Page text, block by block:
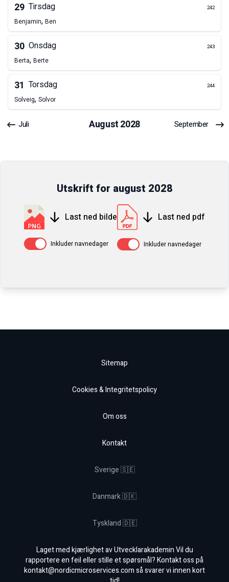
29 Tirsdag 242
Benjamin, Ben
30 Onsdag 243
Berta, Berte
31 Torsdag 244
Solveig, Solvor
Juli August2028 September
Utskrift for august 2028
Last ned bilde
Av / PåInkluder navnedager
Last ned pdf
Av / PåInkluder navnedager
Sitemap
Cookies & Integritetspolicy
Om oss
Kontakt
Sverige 🇸🇪
Danmark 🇩🇰
Tyskland 🇩🇪
Laget med kjærlighet av Utvecklarakademin Vil du
rapportere en feil eller stille et spørsmål? Kontakt oss på
kontakt@nordicmicroservices.comså svarer vi innen kort